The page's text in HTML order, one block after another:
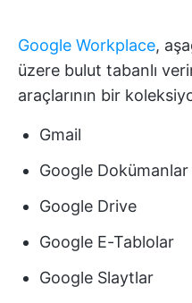
Google Workplace,
üzere bulut tabanlı
araçlarının bir
Gmail
Google Dokümanlar
Google Drive
Google E-Tablolar
Google Slaytlar